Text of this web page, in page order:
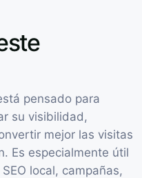
pensado para
su visibilidad,
mejor las visitas
Es especialmente útil
local, campañas,